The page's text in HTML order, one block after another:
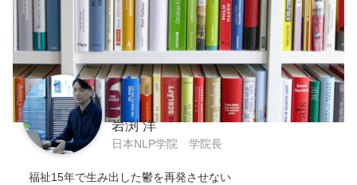
岩渕 洋
日本NLP学院 学院長
福祉15年で生み出した鬱を再発させない